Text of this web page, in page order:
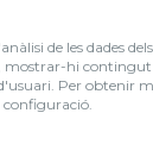
de les dades
mostrar-hi
Per obtenir
configuració.
By 100X100NET
(NEWSLETTER)